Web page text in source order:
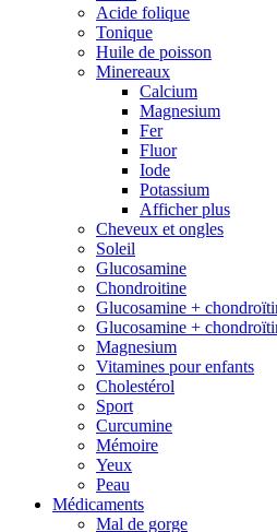
Acide folique
Tonique
Huile de poisson
Minereaux
Calcium
Magnesium
Fer
Fluor
Iode
Potassium
Afficher plus
Cheveux et ongles
Soleil
Glucosamine
Chondroitine
Glucosamine +
Glucosamine +
Magnesium
Vitamines pour enfants
Cholestérol
Sport
Curcumine
Mémoire
Yeux
Peau
Médicaments
Mal de gorge